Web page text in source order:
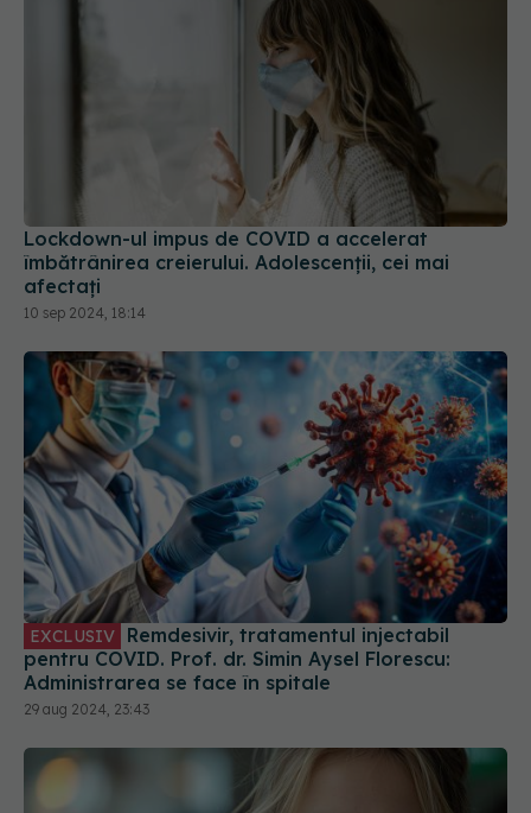
Lockdown-ul impus de COVID a accelerat
îmbătrânirea creierului. Adolescenții, cei mai
afectați
10 sep 2024, 18:14
EXCLUSIV
pentru COVID. Prof. dr. Simin Aysel Florescu:
Administrarea se face în spitale
29 aug 2024, 23:43